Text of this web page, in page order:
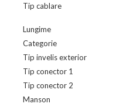
Tip cablare
Lungime
Categorie
Tip invelis exterior
Tip conector 1
Tip conector 2
Manson